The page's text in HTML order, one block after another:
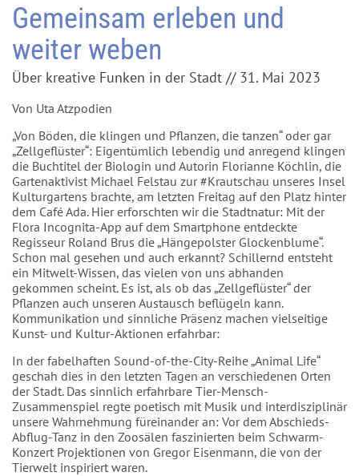
Gemeinsam erleben und
weiter weben
Über kreative Funken in der Stadt // 31. Mai 2023
Von Uta Atzpodien
„Von Böden, die klingen und Pflanzen, die tanzen“ oder gar
„Zellgeflüster“: Eigentümlich lebendig und anregend klingen
die Buchtitel der Biologin und Autorin Florianne Köchlin, die
Gartenaktivist Michael Felstau zur #Krautschau unseres Insel
Kulturgartens brachte, am letzten Freitag auf den Platz hinter
dem Café Ada. Hier erforschten wir die Stadtnatur: Mit der
Flora Incognita-App auf dem Smartphone entdeckte
Regisseur Roland Brus die „Hängepolster Glockenblume“.
Schon mal gesehen und auch erkannt? Schillernd entsteht
ein Mitwelt-Wissen, das vielen von uns abhanden
gekommen scheint. Es ist, als ob das „Zellgeflüster“ der
Pflanzen auch unseren Austausch beflügeln kann.
Kommunikation und sinnliche Präsenz machen vielseitige
Kunst- und Kultur-Aktionen erfahrbar:
In der fabelhaften Sound-of-the-City-Reihe „Animal Life“
geschah dies in den letzten Tagen an verschiedenen Orten
der Stadt. Das sinnlich erfahrbare Tier-Mensch-
Zusammenspiel regte poetisch mit Musik und interdisziplinär
unsere Wahrnehmung füreinander an: Vor dem Abschieds-
Abflug-Tanz in den Zoosälen faszinierten beim Schwarm-
Konzert Projektionen von Gregor Eisenmann, die von der
Tierwelt inspiriert waren.